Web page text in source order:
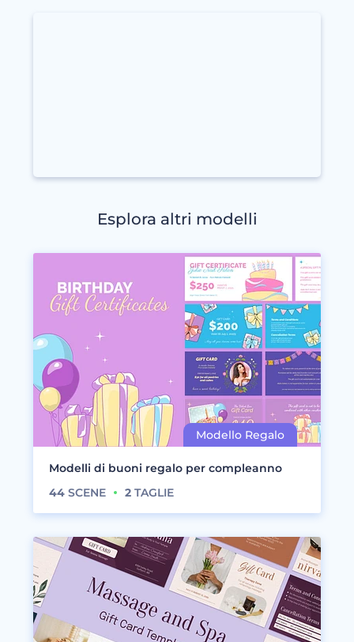
Esplora altri modelli
Modelli di buoni regalo per compleanno
44 SCENE 2 TAGLIE